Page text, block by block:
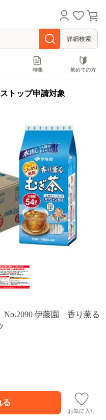
詳細検索
特集 初めての方
トップ申請対象
No.2090 伊藤園 香り薫る
お気に入り